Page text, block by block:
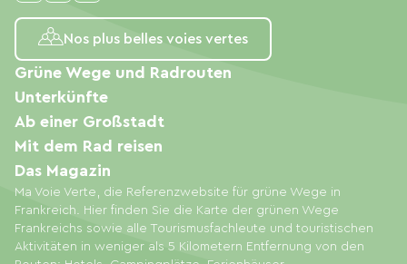
Nos plus belles voies vertes
Ma Voie Verte, die Referenzwebsite für grüne Wege in
Frankreich. Hier finden Sie die Karte der grünen Wege
Frankreichs sowie alle Tourismusfachleute und touristischen
Aktivitäten in weniger als 5 Kilometern Entfernung von den
Grüne Wege und Radrouten
Unterkünfte
Ab einer Großstadt
Mit dem Rad reisen
Das Magazin